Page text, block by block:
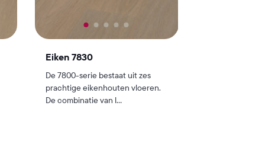
Eiken 7830
De 7800-serie bestaat uit zes
prachtige eikenhouten vloeren.
De combinatie van l...